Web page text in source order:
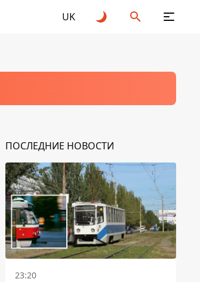
UK
ПОСЛЕДНИЕ НОВОСТИ
23:20